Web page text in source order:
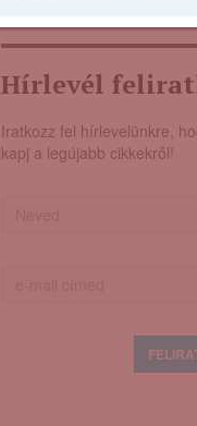
Hírlevél
Iratkozz fel hírlevelünkre,
kapj a legújabb cikkekről!